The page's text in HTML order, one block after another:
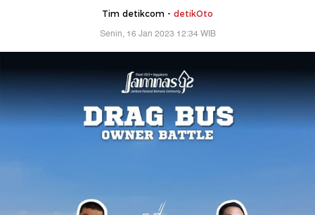
Tim detikcom - detikOto
Senin, 16 Jan 2023 12:34 WIB